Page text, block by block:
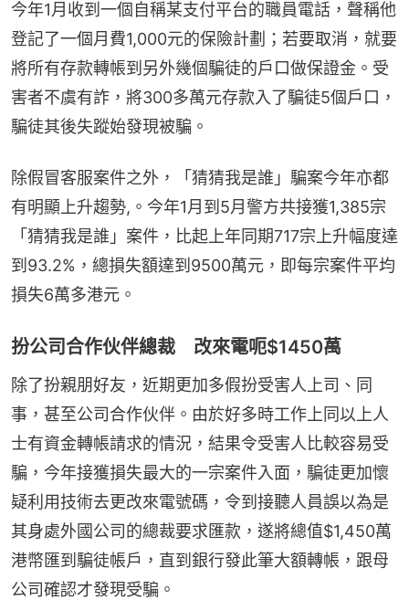
今年1月收到一個自稱某支付平台的職員電話，聲稱他
登記了一個月費1,000元的保險計劃；若要取消，就要
將所有存款轉帳到另外幾個騙徒的戶口做保證金。受
害者不虞有詐，將300多萬元存款入了騙徒5個戶口，
騙徒其後失蹤始發現被騙。
除假冒客服案件之外，「猜猜我是誰」騙案今年亦都
有明顯上升趨勢,。今年1月到5月警方共接獲1,385宗
「猜猜我是誰」案件，比起上年同期717宗上升幅度達
到93.2%，總損失額達到9500萬元，即每宗案件平均
損失6萬多港元。
扮公司合作伙伴總裁 改來電呃$1450萬
除了扮親朋好友，近期更加多假扮受害人上司、同
事，甚至公司合作伙伴。由於好多時工作上同以上人
士有資金轉帳請求的情況，結果令受害人比較容易受
騙，今年接獲損失最大的一宗案件入面，騙徒更加懷
疑利用技術去更改來電號碼，令到接聽人員誤以為是
其身處外國公司的總裁要求匯款，遂將總值$1,450萬
港幣匯到騙徒帳戶，直到銀行發此筆大額轉帳，跟母
公司確認才發現受騙。